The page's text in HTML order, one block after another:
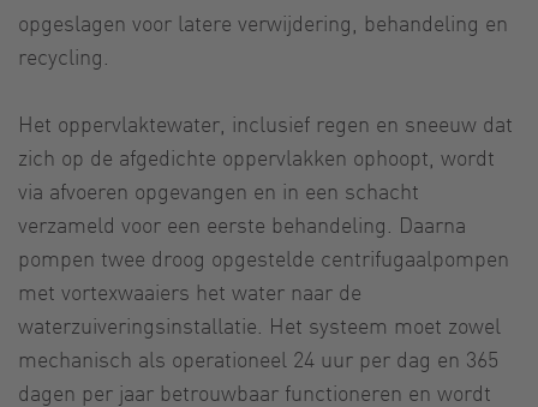
opgeslagen voor latere verwijdering, behandeling en
recycling.
Het oppervlaktewater, inclusief regen en sneeuw dat
zich op de afgedichte oppervlakken ophoopt, wordt
via afvoeren opgevangen en in een schacht
verzameld voor een eerste behandeling. Daarna
pompen twee droog opgestelde centrifugaalpompen
met vortexwaaiers het water naar de
waterzuiveringsinstallatie. Het systeem moet zowel
mechanisch als operationeel 24 uur per dag en 365
dagen per jaar betrouwbaar functioneren en wordt